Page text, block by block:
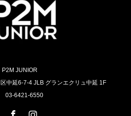
P2M JUNIOR
中延6-7-4 JLB グランエクリュ中延 1F
03-6421-6550